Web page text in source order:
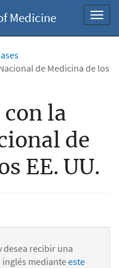
Medicine
de Medicina de los
la
de
EE. UU.
desea recibir una
inglés medianteeste